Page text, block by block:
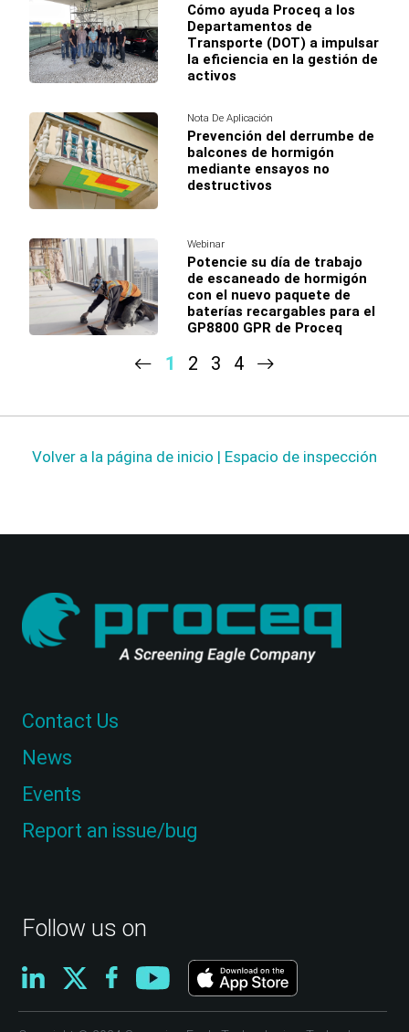
Cómo ayuda Proceq a los
Departamentos de
Transporte (DOT) a impulsar
la eficiencia en la gestión de
activos
Nota De Aplicación
Prevención del derrumbe de
balcones de hormigón
mediante ensayos no
destructivos
Webinar
Potencie su día de trabajo
de escaneado de hormigón
con el nuevo paquete de
baterías recargables para el
GP8800 GPR de Proceq
1 2 3 4
Volver a la página de inicio | Espacio de inspección
Follow us on
Contact Us
News
Events
Report an issue/bug